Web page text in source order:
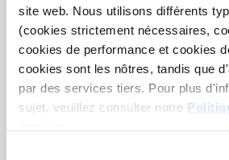
site web. Nous utilisons différents
(cookies strictement nécessaires,
cookies de performance et cookies
cookies sont les nôtres, tandis que
par des services tiers. Pour plus
sujet, veuillez consulter notre
KNITTING FOR OLIVE
DUSTY DOVE BLUE